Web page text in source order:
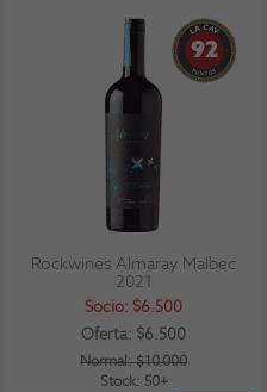
92
Rockwines Almaray Malbec
2021
Socio: $6.500
Oferta: $6.500
Normal: $10.000
Stock: 50+